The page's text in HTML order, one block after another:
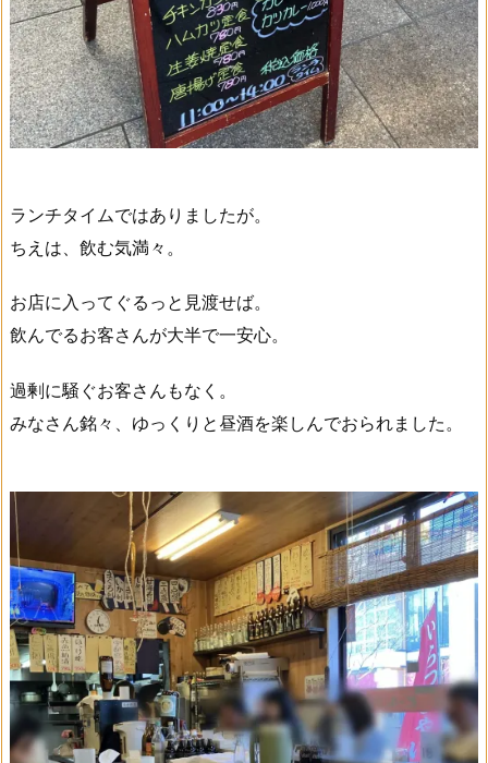
ランチタイムではありましたが。
ちえは、飲む気満々。
お店に入ってぐるっと見渡せば。
飲んでるお客さんが大半で一安心。
過剰に騒ぐお客さんもなく。
みなさん銘々、ゆっくりと昼酒を楽しんでおられました。